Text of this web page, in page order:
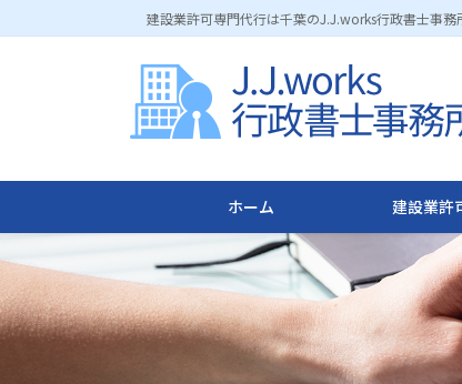
ン
ビ
建設業許可専門代行は千葉のJ.J.works行政書士事務
ホーム 建設業許